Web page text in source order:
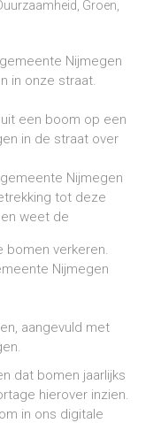
Groen
Nijmegen
in onze straat.
een boom op een
in de straat over
Nijmegen
tot deze
weet de
bomen verkeren.
Nijmegen
aangevuld met
dat bomen jaarlijks
hierover inzien.
in ons digitale